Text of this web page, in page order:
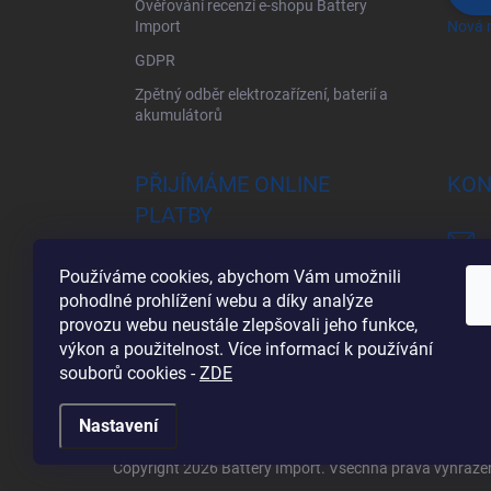
Používáme cookies, abychom Vám umožnili
pohodlné prohlížení webu a díky analýze
provozu webu neustále zlepšovali jeho funkce,
výkon a použitelnost. Více informací k používání
souborů cookies -ZDE
Nastavení
Ověřování recenzí e-shopu Battery
Import
GDPR
Zpětný odběr elektrozařízení, baterií a
akumulátorů
Nová
PŘIJÍMÁME ONLINE
PLATBY
Copyright 2026 Battery Import. Všechna práva